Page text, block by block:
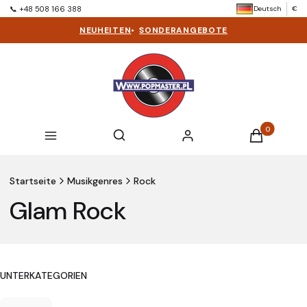
📞 +48 508 166 388 Deutsch €
NEUHEITEN• SONDERANGEBOTE
Menü Suchmaschine öffnen
Suchen Einloggen Produkte im
Warenkorb
Startseite Musikgenres Rock
Glam Rock
UNTERKATEGORIEN